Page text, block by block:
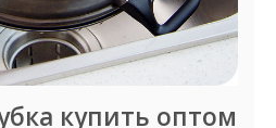
купить оптом